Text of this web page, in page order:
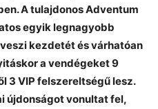
A tulajdonos Adventum
egyik legnagyobb
kezdetét és várhatóan
a vendégeket 9
3 VIP felszereltségű lesz.
újdonságot vonultat fel,